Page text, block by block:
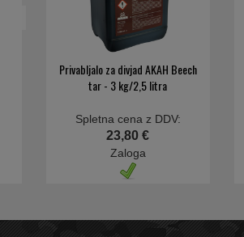
Privabljalo za divjad AKAH Beech
tar - 3 kg/2,5 litra
Spletna cena z DDV:
23,80 €
Zaloga